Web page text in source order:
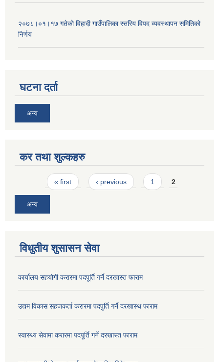
२०७८।०१।१७ गतेको विहादी गाउँपालिका स्तरिय विपद व्यवस्थापन समितिको
निर्णय
घटना दर्ता
अन्य
कर तथा शुल्कहरु
Pages« first ‹ previous 1 2
अन्य
विधुतीय शुसासन सेवा
कार्यालय सहयोगी करारमा पदपूर्ति गर्ने दरखास्त फाराम
उद्यम विकास सहजकर्ता करारमा पदपुर्ति गर्ने दरखास्थ फाराम
स्वास्थ्य सेवामा करारमा पदपूर्ति गर्ने दरखास्त फाराम